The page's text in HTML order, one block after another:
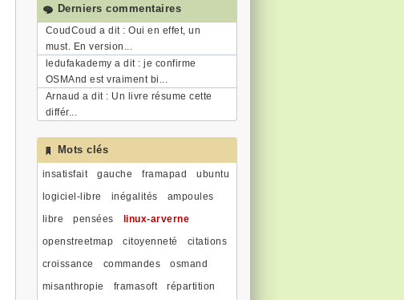
Derniers commentaires
CoudCoud a dit : Oui en effet, un
must. En version...
ledufakademy a dit : je confirme
OSMAnd est vraiment bi...
Arnaud a dit : Un livre résume cette
différ...
Mots clés
insatisfait gauche framapad
ubuntu
logiciel-libre
inégalités
ampoules
libre
pensées
linux-arverne
openstreetmap
citoyenneté
citations
croissance
commandes
osmand
misanthropie
framasoft répartition